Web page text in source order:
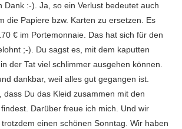
Dank :-). Ja, so ein Verlust bedeutet auch
die Papiere bzw. Karten zu ersetzen. Es
€ im Portemonnaie. Das hat sich für den
;-). Du sagst es, mit dem kaputten
der Tat viel schlimmer ausgehen können.
dankbar, weil alles gut gegangen ist.
dass Du das Kleid zusammen mit den
Darüber freue ich mich. Und wir
einen schönen Sonntag. Wir haben